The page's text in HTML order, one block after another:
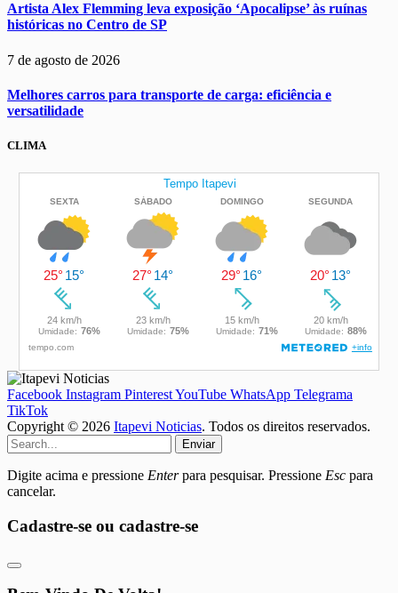
Artista Alex Flemming leva exposição ‘Apocalipse’ às ruínas
históricas no Centro de SP
7 de agosto de 2026
Melhores carros para transporte de carga: eficiência e
versatilidade
CLIMA
Facebook Instagram PinterestYouTube WhatsApp Telegrama
TikTok
Copyright © 2026 Itapevi Noticias. Todos os direitos reservados.
Enviar
Digite acima e pressione Enterpara pesquisar. Pressione Esc para
cancelar.
Cadastre-se ou cadastre-se